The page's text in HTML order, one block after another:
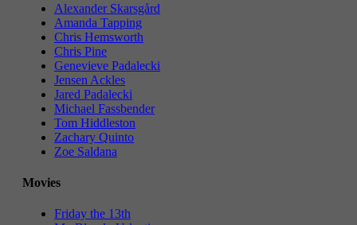
Alexander Skarsgård
Amanda Tapping
Chris Hemsworth
Chris Pine
Genevieve Padalecki
Jensen Ackles
Jared Padalecki
Michael Fassbender
Tom Hiddleston
Zachary Quinto
Zoe Saldana
Movies
Friday the 13th